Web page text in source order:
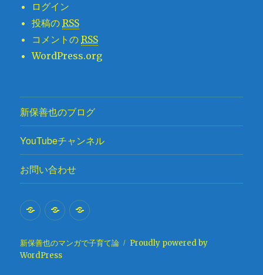
ログイン
投稿のRSS
コメントのRSS
WordPress.org
新保善也のブログ
YouTubeチャンネル
お問い合わせ
新
善
也
YouTube
ャ
お
い
新保善也のマンガで子育て論
Proudly powered by
WordPress